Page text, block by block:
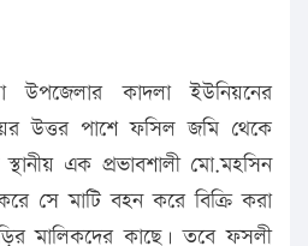
উপজেলার কাদলা ইউনিয়নের
উত্তর পাশে ফসিল জমি থেকে
এক প্রভাবশালী মো.মহসিন
করে সে মাটি বহন করে বিক্রি করা
মালিকদের কাছে। তবে ফসলী